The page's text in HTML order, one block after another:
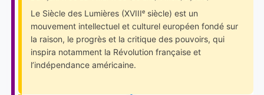
Le Siècle des Lumières (XVIIIᵉ siècle) est un
mouvement intellectuel et culturel européen fondé sur
la raison, le progrès et la critique des pouvoirs, qui
inspira notamment la Révolution française et
l’indépendance américaine.